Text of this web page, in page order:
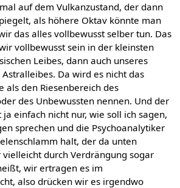
auf dem Vulkanzustand, der dann
als höhere Oktav könnte man
das alles vollbewusst selber tun. Das
vollbewusst sein in der kleinsten
Leibes, dann auch unseres
Da wird es nicht das
als den Riesenbereich des
des Unbewussten nennen. Und der
einfach nicht nur, wie soll ich sagen,
sprechen und die Psychoanalytiker
halt, der da unten
durch Verdrängung sogar
wir ertragen es im
also drücken wir es irgendwo